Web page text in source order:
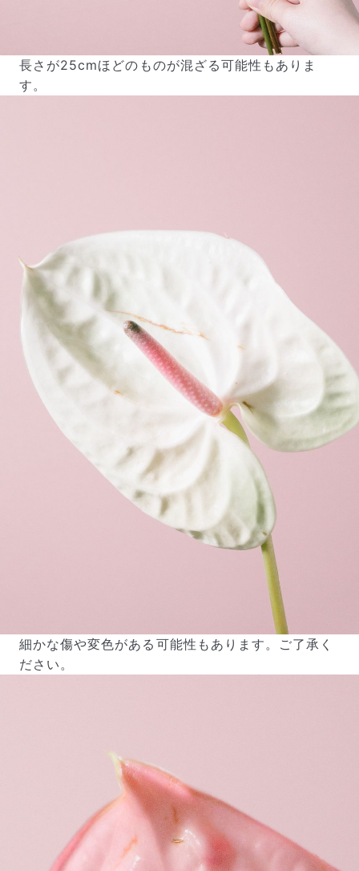
長さが25cmほどのものが混ざる可能性もありま
す。
細かな傷や変色がある可能性もあります。ご了承く
ださい。